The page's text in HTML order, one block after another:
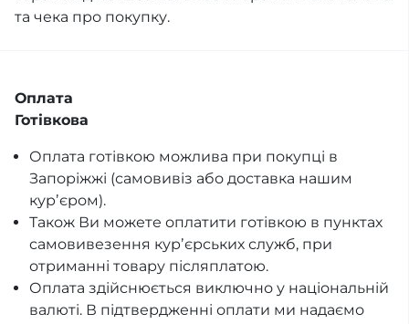
та чека про покупку.
Оплата
Готівкова
Оплата готівкою можлива при покупці в
Запоріжжі (самовивіз або доставка нашим
курʼєром).
Також Ви можете оплатити готівкою в пунктах
самовивезення курʼєрських служб, при
отриманні товару післяплатою.
Оплата здійснюється виключно у національній
валюті. В підтвердженні оплати ми надаємо